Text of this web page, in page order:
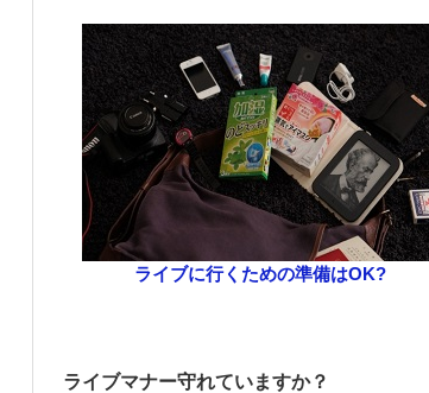
ライブに行くための準備はOK?
ライブマナー守れていますか？